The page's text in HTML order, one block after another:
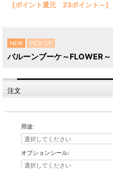
[ポイント還元 23ポイント～]
NEW PICK UP
バルーンブーケ～FLOWER
注文
用途:
オプションシール: